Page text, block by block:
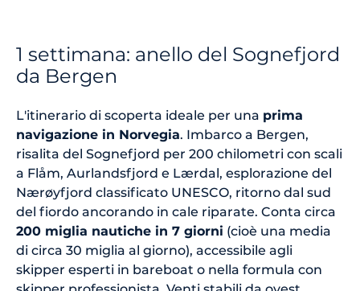
1 settimana: anello del Sognefjord
da Bergen
L'itinerario di scoperta ideale per una prima
navigazione in Norvegia. Imbarco a Bergen,
risalita del Sognefjord per 200 chilometri con scali
a Flåm, Aurlandsfjord e Lærdal, esplorazione del
Nærøyfjord classificato UNESCO, ritorno dal sud
del fiordo ancorando in cale riparate. Conta circa
200 miglia nautiche in 7 giorni (cioè una media
di circa 30 miglia al giorno), accessibile agli
skipper esperti in bareboat o nella formula con